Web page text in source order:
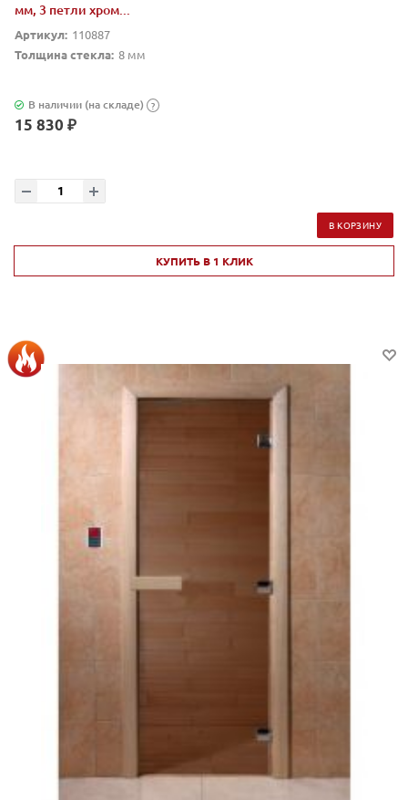
мм, 3 петли хром...
Артикул: 110887
Толщина стекла: 8 мм
В наличии (на складе) ?
15 830 ₽
В КОРЗИНУ
КУПИТЬ В 1 КЛИК